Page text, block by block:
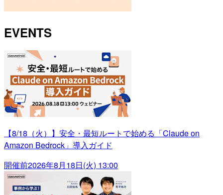
EVENTS
【8/18（火）】安全・最短ルートで始める「Claude on
Amazon Bedrock」導入ガイド
開催前2026年8月18日(火) 13:00